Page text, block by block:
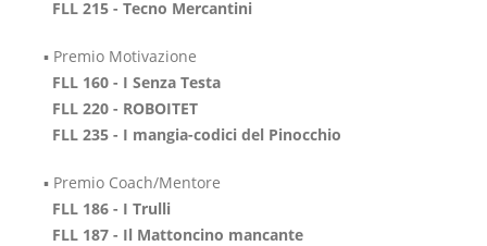
FLL 215 - Tecno Mercantini
▪️ Premio Motivazione
FLL 160 - I Senza Testa
FLL 220 - ROBOITET
FLL 235 - I mangia-codici del Pinocchio
▪️ Premio Coach/Mentore
FLL 186 - I Trulli
FLL 187 - Il Mattoncino mancante